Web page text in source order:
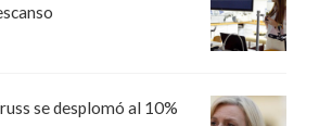
se desplomó al 10%